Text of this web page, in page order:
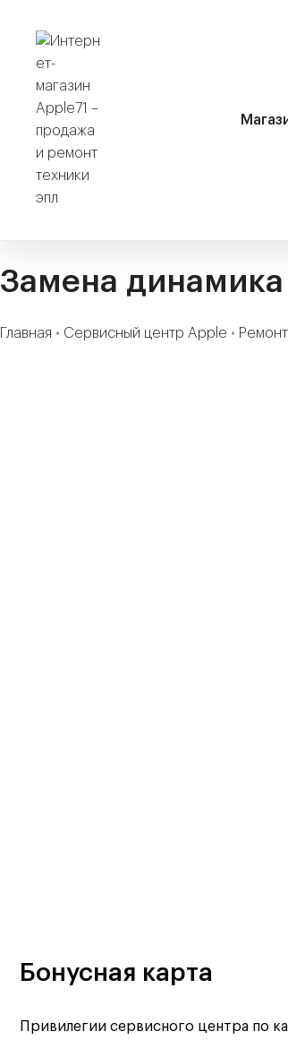
Замена
Главная • Сервисный центр Apple •
Бонусная карта
Привилегии сервисного центра по